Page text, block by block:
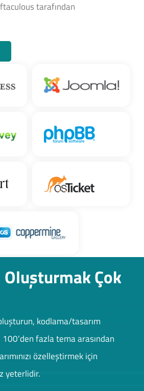
tarafından
Çok
kodlama/tasarım
fazla tema arasından
özelleştirmek için
yeterlidir.